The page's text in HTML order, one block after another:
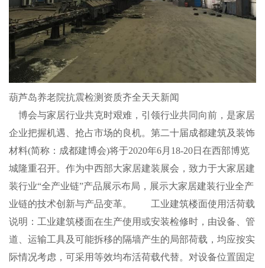
葫芦岛养老院抗震检测资质齐全天天新闻
博会与家居行业共克时艰难，引领行业共同向前，是家居
企业把握机遇、抢占市场的良机。第二十届成都建筑及装饰
材料(简称：成都建博会)将于2020年6月18-20日在西部博览
城隆重召开。作为中西部大家居建装展会，致力于大家居建
装行业“全产业链”产品展示布局，展示大家居建装行业全产
业链的技术创新与产品变革。 工业建筑楼面使用活荷载
说明：工业建筑楼面在生产使用或安装检修时，由设备、管
道、运输工具及可能拆移的隔墙产生的局部荷载，均应按实
际情况考虑，可采用等效均布活荷载代替。对设备位置固定